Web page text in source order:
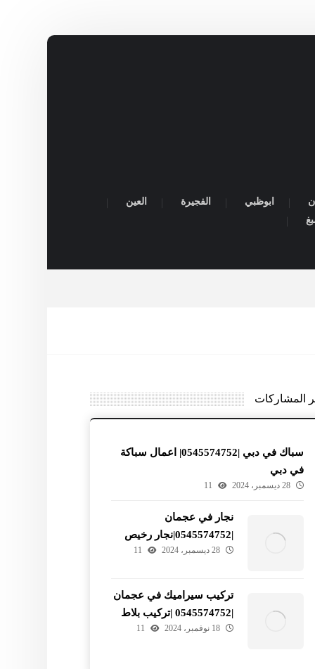
ابوظبي الفجيرة العين
المشاركات
سباك في دبي |0545574752| اعمال سباكة
في دبي
28 ديسمبر، 2024 11
نجار في عجمان
|0545574752|نجار رخيص
في عجمان
28 ديسمبر، 2024 11
تركيب سيراميك في عجمان
|0545574752 |تركيب بلاط
18 نوفمبر، 2024 11